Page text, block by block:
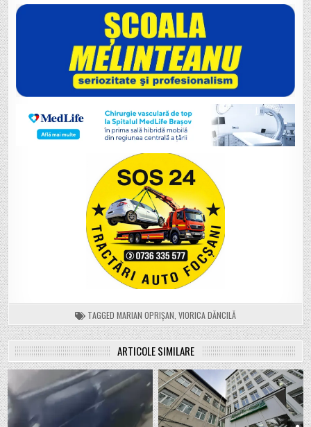
TAGGED MARIAN OPRIȘAN VIORICA DĂNCILĂ
ARTICOLE SIMILARE